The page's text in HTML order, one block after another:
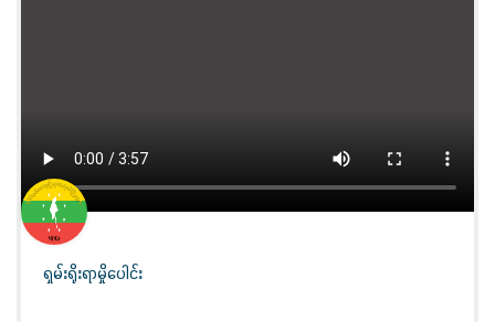
ရှမ်းရိုးရာမှိုပေါင်း